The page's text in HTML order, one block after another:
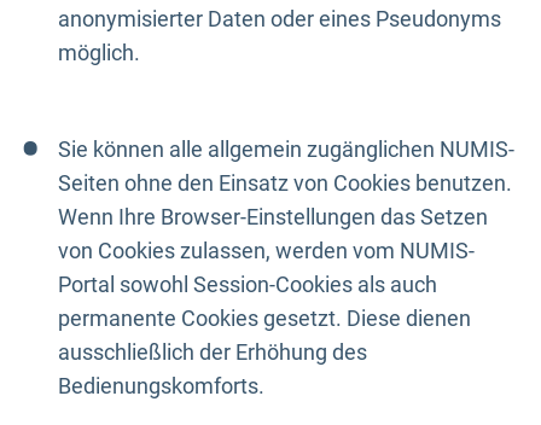
anonymisierter Daten oder eines Pseudonyms
möglich.
Sie können alle allgemein zugänglichen NUMIS-
Seiten ohne den Einsatz von Cookies benutzen.
Wenn Ihre Browser-Einstellungen das Setzen
von Cookies zulassen, werden vom NUMIS-
Portal sowohl Session-Cookies als auch
permanente Cookies gesetzt. Diese dienen
ausschließlich der Erhöhung des
Bedienungskomforts.